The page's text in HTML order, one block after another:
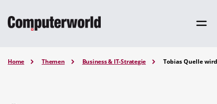
Home Themen Business & IT-Strategie Tobias Quelle